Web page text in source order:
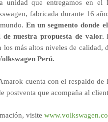
unidad que entregamos en el
fabricada durante 16
En un segmento donde
de nuestra propuesta de valor.
los más altos niveles de calidad,
Perú.
cuenta con el respaldo
postventa que acompaña al
visite